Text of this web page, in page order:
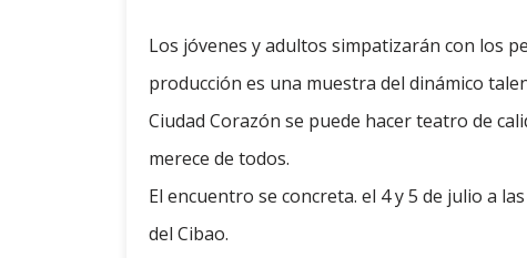
Los jóvenes y adultos simpatizarán con los
producción es una muestra del dinámico
Ciudad Corazón se puede hacer teatro de
merece de todos.
El encuentro se concreta. el 4 y 5 de julio a
del Cibao.